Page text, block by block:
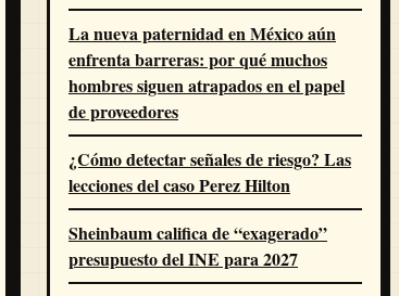
La nueva paternidad en México aún
enfrenta barreras: por qué muchos
hombres siguen atrapados en el papel
de proveedores
¿Cómo detectar señales de riesgo? Las
lecciones del caso Perez Hilton
Sheinbaum califica de “exagerado”
presupuesto del INE para 2027